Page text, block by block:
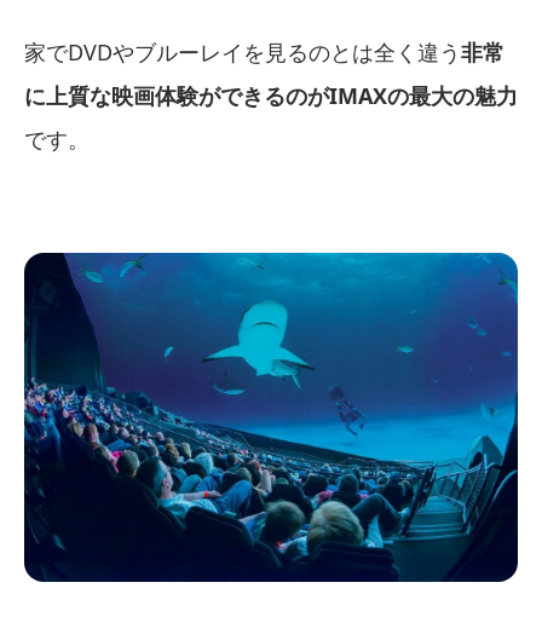
家でDVDやブルーレイを見るのとは全く違う非常
に上質な映画体験ができるのがIMAXの最大の魅力
です。